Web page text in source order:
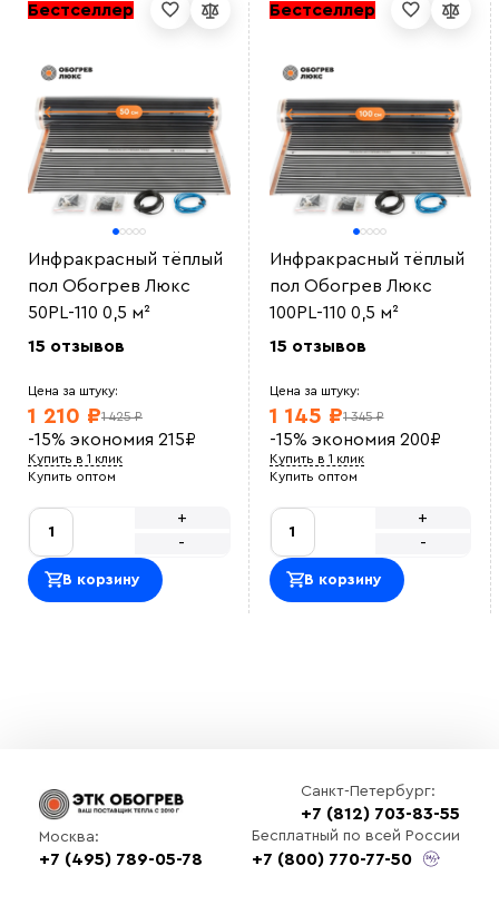
Бестселлер
Инфракрасный тёплый
пол Обогрев Люкс
50PL-110 0,5 м²
15 отзывов
Цена за штуку:
1 425 ₽
1 210 ₽
-15% экономия 215₽
Купить в 1 клик
Купить оптом
-
+
В корзину
Бестселлер
Инфракрасный тёплый
пол Обогрев Люкс
100PL-110 0,5 м²
15 отзывов
Цена за штуку:
1 345 ₽
1 145 ₽
-15% экономия 200₽
Купить в 1 клик
Купить оптом
-
+
В корзину
Санкт-Петербург:
+7 (812) 703-83-55
Москва:
+7 (495) 789-05-78
Бесплатный по всей России
+7 (800) 770-77-50